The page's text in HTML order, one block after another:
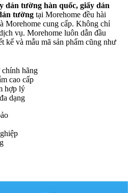
dán tường hàn quốc, giấy dán
tường tại Morehome đều hài
Morehome cung cấp. Không chỉ
vụ. Morehome luôn dẫn đầu
kế và mẫu mã sản phẩm cũng như
hãng
cao cấp
hợp lý
dạng